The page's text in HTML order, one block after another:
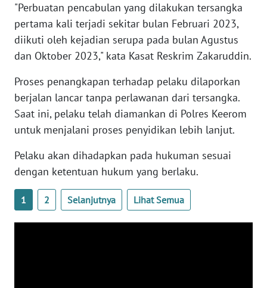
"Perbuatan pencabulan yang dilakukan tersangka
pertama kali terjadi sekitar bulan Februari 2023,
diikuti oleh kejadian serupa pada bulan Agustus
dan Oktober 2023," kata Kasat Reskrim Zakaruddin.
Proses penangkapan terhadap pelaku dilaporkan
berjalan lancar tanpa perlawanan dari tersangka.
Saat ini, pelaku telah diamankan di Polres Keerom
untuk menjalani proses penyidikan lebih lanjut.
Pelaku akan dihadapkan pada hukuman sesuai
dengan ketentuan hukum yang berlaku.
1 2 Selanjutnya Lihat Semua
WN
BARAT
RIAU
WN
SERAMBI
JAMBI
WN
SULTRA